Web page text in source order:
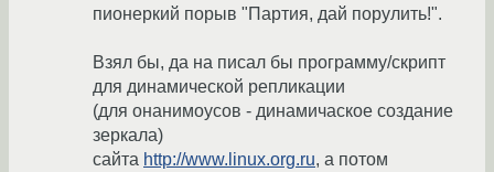
пионеркий порыв "Партия, дай порулить!".
Взял бы, да на писал бы программу/скрипт
для динамической репликации
(для онанимоусов - динамичаское создание
зеркала)
сайта http://www.linux.org.ru, а потом